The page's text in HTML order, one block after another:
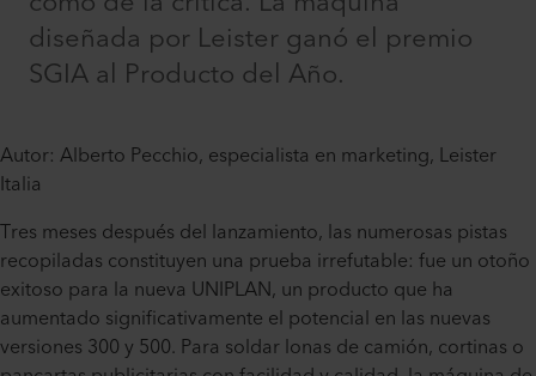
diseñada por Leister ganó el premio
SGIA al Producto del Año.
Autor: Alberto Pecchio, especialista en marketing, Leister
Italia
Tres meses después del lanzamiento, las numerosas pistas
recopiladas constituyen una prueba irrefutable: fue un otoño
exitoso para la nueva UNIPLAN, un producto que ha
aumentado significativamente el potencial en las nuevas
versiones 300 y 500. Para soldar lonas de camión, cortinas o